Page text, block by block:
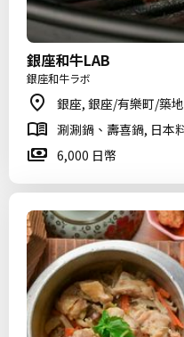
銀座和牛LAB
銀座和牛ラボ
銀座, 銀座/有樂町/築
涮涮鍋、壽喜鍋, 日本
6,000 日幣